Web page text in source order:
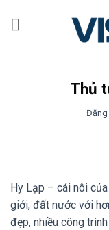
Thủ
Đăng
Hy Lạp – cái nôi
giới, đất nước với
đẹp, nhiều công